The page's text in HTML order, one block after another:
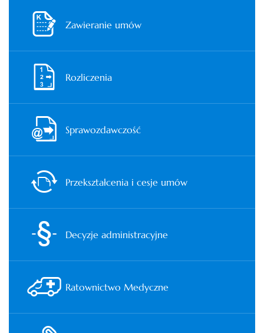
Zawieranie umów
Rozliczenia
Sprawozdawczość
Przekształcenia i cesje umów
Decyzje administracyjne
Ratownictwo Medyczne